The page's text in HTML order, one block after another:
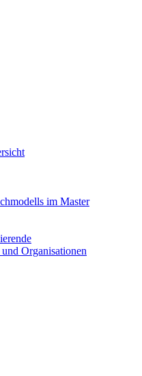
im Master
Organisationen